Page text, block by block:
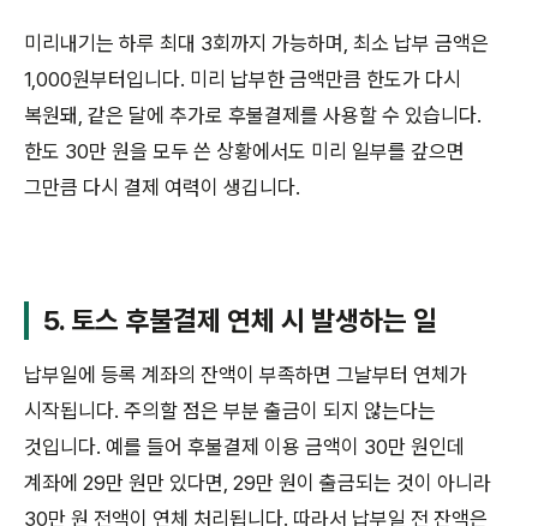
미리내기는 하루 최대 3회까지 가능하며, 최소 납부 금액은
1,000원부터입니다. 미리 납부한 금액만큼 한도가 다시
복원돼, 같은 달에 추가로 후불결제를 사용할 수 있습니다.
한도 30만 원을 모두 쓴 상황에서도 미리 일부를 갚으면
그만큼 다시 결제 여력이 생깁니다.
5. 토스 후불결제 연체 시 발생하는 일
납부일에 등록 계좌의 잔액이 부족하면 그날부터 연체가
시작됩니다. 주의할 점은 부분 출금이 되지 않는다는
것입니다. 예를 들어 후불결제 이용 금액이 30만 원인데
계좌에 29만 원만 있다면, 29만 원이 출금되는 것이 아니라
30만 원 전액이 연체 처리됩니다. 따라서 납부일 전 잔액은